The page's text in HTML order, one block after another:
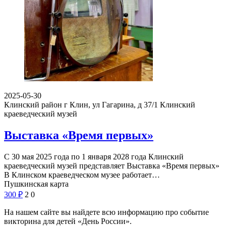
2025-05-30
Клинский район г Клин, ул Гагарина, д 37/1 Клинский
краеведческий музей
Выставка «Время первых»
С 30 мая 2025 года по 1 января 2028 года Клинский
краеведческий музей представляет Выставка «Время первых»
В Клинском краеведческом музее работает…
Пушкинская карта
300 ₽ 2 0
На нашем сайте вы найдете всю информацию про событие
викторина для детей «День России».